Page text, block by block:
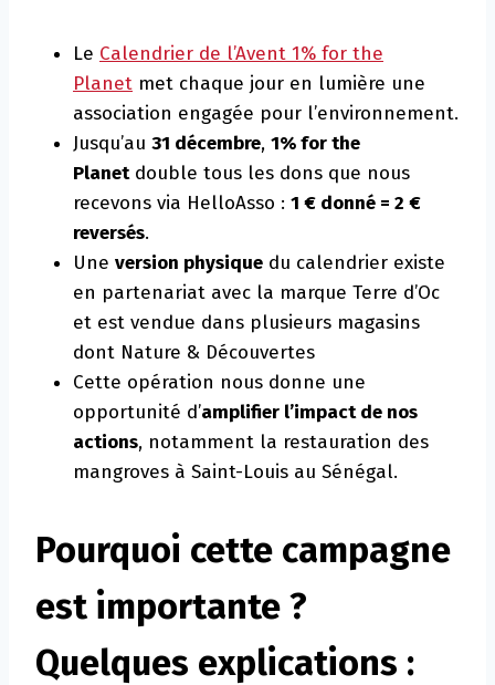
Le Calendrier de l’Avent 1% for the
Planet met chaque jour en lumière une
association engagée pour l’environnement.
Jusqu’au 31 décembre, 1% for the
Planetdouble tous les dons que nous
recevons via HelloAsso : 1 € donné = 2 €
reversés.
Une version physique du calendrier existe
en partenariat avec la marque Terre d’Oc
et est vendue dans plusieurs magasins
dont Nature & Découvertes
Cette opération nous donne une
opportunité d’amplifier l’impact de nos
actions, notamment la restauration des
mangroves à Saint-Louis au Sénégal.
Pourquoi cette campagne
est importante ?
Quelques explications :